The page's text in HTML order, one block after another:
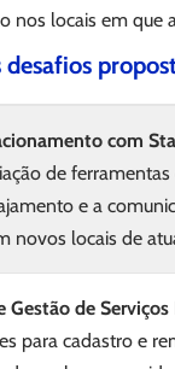
nos locais em que
desafios
com
de
e a
novos locais de
Gestão de
para cadastro e